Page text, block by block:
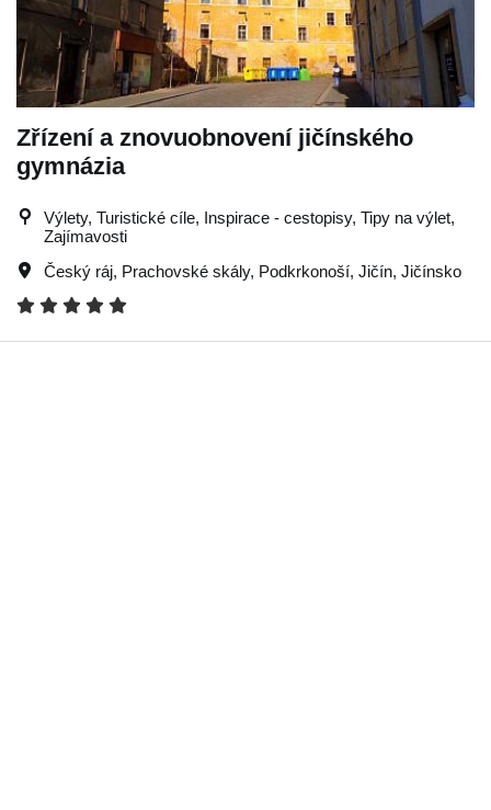
Zřízení a znovuobnovení jičínského
gymnázia
Výlety, Turistické cíle, Inspirace - cestopisy, Tipy na výlet,
Zajímavosti
Český ráj, Prachovské skály, Podkrkonoší, Jičín, Jičínsko